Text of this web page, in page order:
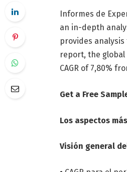
Informes de
an in-depth
provides
report, the global
CAGR of 7,80%
Get a Free
Los aspectos
Visión general